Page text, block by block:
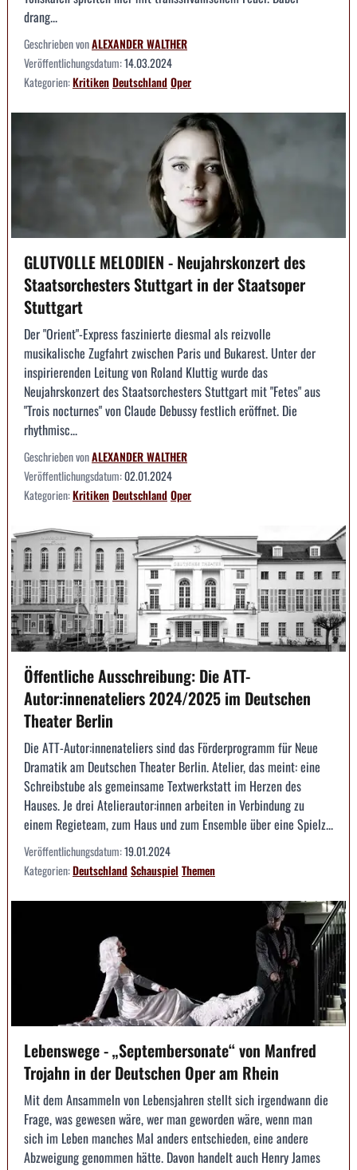
drang...
Geschrieben vonALEXANDER WALTHER
Veröffentlichungsdatum:14.03.2024
Kategorien:KritikenDeutschlandOper
GLUTVOLLE MELODIEN - Neujahrskonzert des
Staatsorchesters Stuttgart in der Staatsoper
Stuttgart
Der "Orient"-Express faszinierte diesmal als reizvolle
musikalische Zugfahrt zwischen Paris und Bukarest. Unter der
inspirierenden Leitung von Roland Kluttig wurde das
Neujahrskonzert des Staatsorchesters Stuttgart mit "Fetes" aus
"Trois nocturnes" von Claude Debussy festlich eröffnet. Die
rhythmisc...
Geschrieben vonALEXANDER WALTHER
Veröffentlichungsdatum:02.01.2024
Kategorien:KritikenDeutschlandOper
Öffentliche Ausschreibung: Die ATT-
Autor:innenateliers 2024/2025 im Deutschen
Theater Berlin
Die ATT-Autor:innenateliers sind das Förderprogramm für Neue
Dramatik am Deutschen Theater Berlin. Atelier, das meint: eine
Schreibstube als gemeinsame Textwerkstatt im Herzen des
Hauses. Je drei Atelierautor:innen arbeiten in Verbindung zu
einem Regieteam, zum Haus und zum Ensemble über eine Spielz...
Veröffentlichungsdatum:19.01.2024
Kategorien:DeutschlandSchauspiel Themen
Lebenswege - „Septembersonate“ von Manfred
Trojahn in der Deutschen Oper am Rhein
Mit dem Ansammeln von Lebensjahren stellt sich irgendwann die
Frage, was gewesen wäre, wer man geworden wäre, wenn man
sich im Leben manches Mal anders entschieden, eine andere
Abzweigung genommen hätte. Davon handelt auch Henry James